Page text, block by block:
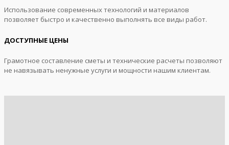
Использование современных технологий и материалов
позволяет быстро и качественно выполнять все виды работ.
ДОСТУПНЫЕ ЦЕНЫ
Грамотное составление сметы и технические расчеты позволяют
не навязывать ненужные услуги и мощности нашим клиентам.